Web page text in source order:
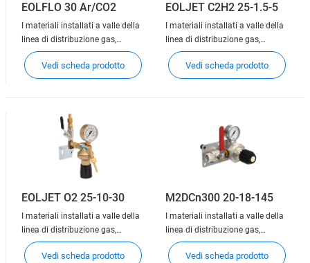
EOLFLO 30 Ar/CO2
I materiali installati a valle della
linea di distribuzione gas,
denominati punti di utilizzo,
consentono la connessione delle
apparecchiature dell'utente alla
la funzione di interromper
Vedi scheda prodotto
EOLJET C2H2 25-1.5-5
I materiali installati a valle della
linea di distribuzione gas,
denominati punti di utilizzo,
consentono la connessione delle
apparecchiature dell'utente alla
la funzione di interromper
Vedi scheda prodotto
EOLJET O2 25-10-30
I materiali installati a valle della
linea di distribuzione gas,
denominati punti di utilizzo,
consentono la connessione delle
Vedi scheda prodotto
M2DCn300 20-18-145
I materiali installati a valle della
linea di distribuzione gas,
denominati punti di utilizzo,
consentono la connessione delle
Vedi scheda prodotto